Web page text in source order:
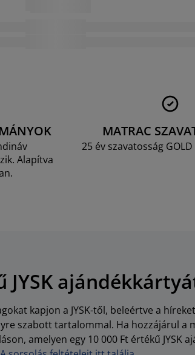
Alapítva
MATRAC
25 év szavatosság
JYSK
kapjon a JYSK-től, beleértve a
szabott tartalommal. Ha hozzájárul a
amelyen egy 10 000 Ft értékű JYSK